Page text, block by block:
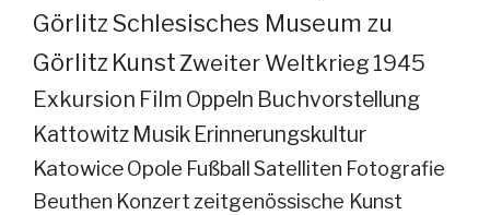
GörlitzSchlesisches Museum zu
Görlitz KunstZweiter Weltkrieg 1945
Exkursion Film Oppeln Buchvorstellung
Kattowitz Musik Erinnerungskultur
KatowiceOpole FußballSatelliten Fotografie
Beuthen Konzertzeitgenössische Kunst